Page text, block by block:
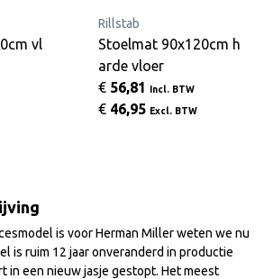
vl
Rillstab
Stoelmat 90x120cm h
arde vloer
€ 56,81 Incl. BTW
€ 46,95 Excl. BTW
is voor Herman Miller weten we nu
is ruim 12 jaar onveranderd in productie
in een nieuw jasje gestopt. Het meest